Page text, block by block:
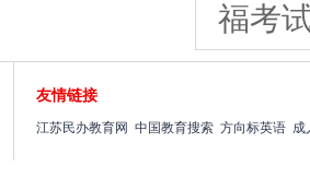
福考
友情链接
江苏民办教育网 中国教育搜索 方向标英语 成